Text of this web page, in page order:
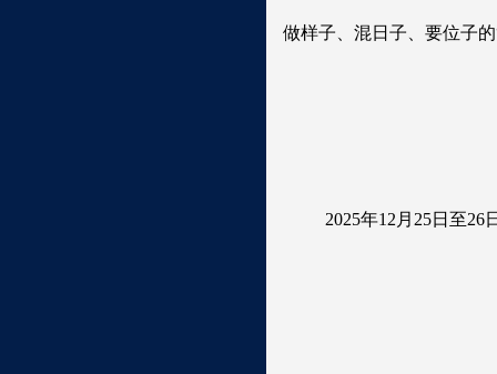
做样子、混日子、要位子
2025年12月25日至